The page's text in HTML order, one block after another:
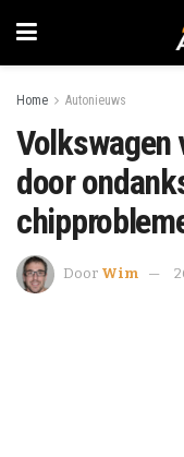
Home Autonieuws
Volkswagen
door
Door Wim